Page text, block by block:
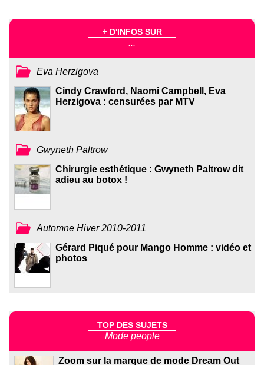
+ D'INFOS SUR
...
Eva Herzigova
Cindy Crawford, Naomi Campbell, Eva
Herzigova : censurées par MTV
Gwyneth Paltrow
Chirurgie esthétique : Gwyneth Paltrow dit
adieu au botox !
Automne Hiver 2010-2011
Gérard Piqué pour Mango Homme : vidéo et
photos
TOP DES SUJETS
Mode people
Zoom sur la marque de mode Dream Out